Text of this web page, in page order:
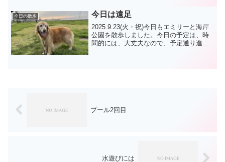
動きました。...
今日の散歩 今日は遠足
2025.9.23(火・祝)今日もエミリーと海岸
公園を散歩しました。今日の予定は、時
間的には、大丈夫なので、予定通り進め
プール2回目
水遊びには